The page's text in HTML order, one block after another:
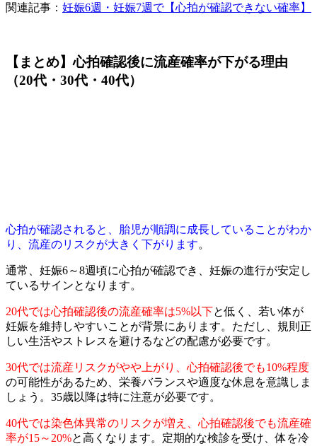
関連記事： 妊娠6週・妊娠7週で【心拍が確認できない確率】
【まとめ】心拍確認後に流産確率が下がる理由
（20代・30代・40代）
心拍が確認されると、胎児が順調に成長していることがわか
り、流産のリスクが大きく下がります。
通常、妊娠6～8週頃に心拍が確認でき、妊娠の進行が安定し
ているサインとなります。
20代では心拍確認後の流産確率は5%以下と低く、若い体が
妊娠を維持しやすいことが背景にあります。ただし、規則正
しい生活やストレスを避けるなどの配慮が必要です。
30代では流産リスクがやや上がり、心拍確認後でも10%程度
の可能性があるため、栄養バランスや適度な休息を意識しま
しょう。35歳以降は特に注意が必要です。
40代では染色体異常のリスクが増え、心拍確認後でも流産確
率が15～20%と高くなります。定期的な検診を受け、体を冷